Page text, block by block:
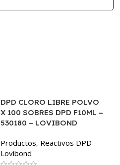
NUEVO
DPD CLORO LIBRE POLVO
X 100 SOBRES DPD F10ML –
530180 – LOVIBOND
Productos, Reactivos DPD
Lovibond